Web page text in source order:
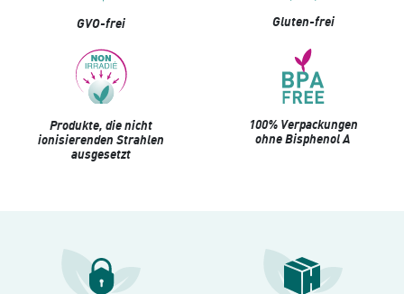
GVO-frei Gluten-frei
Produkte, die nicht
ionisierenden Strahlen
ausgesetzt
100% Verpackungen
ohne Bisphenol A